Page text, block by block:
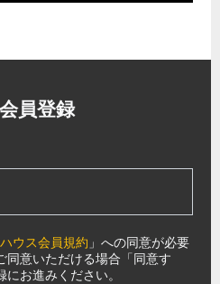
員登録
ウス会員規約 」への同意が必要
同意いただける場合「同意す
お進みください。